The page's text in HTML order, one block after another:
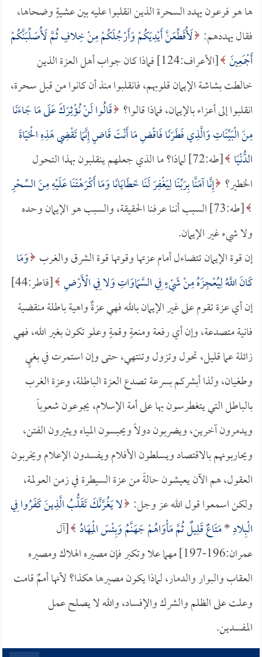
ها هو فرعون يهدد السحرة الذين انقلبوا عليه بين عشيةٍ وضحاها،
فقال يهددهم: لَأُقَطِّعَنَّ أَيْدِيَكُمْ وَأَرْجُلَكُمْ مِنْ خِلافٍ ثُمَّ لَأُصَلِّبَنَّكُمْ
أَجْمَعِينَ
[الأعراف:124] فماذا كان جواب أهل العزة الذين
خالطت بشاشة الإيمان قلوبهم، فانقلبوا منذ أن كانوا من قبل سحرة،
انقلبوا إلى أعزاء بالإيمان، فماذا قالوا؟ قَالُوا لَنْ نُؤْثِرَكَ عَلَى مَا جَاءَنَا
مِنَ الْبَيِّنَاتِ وَالَّذِي فَطَرَنَا فَاقْضِ مَا أَنْتَ قَاضٍ إِنَّمَا تَقْضِي هَذِهِ الْحَيَاةَ
الدُّنْيَا
[طه:72] لماذا؟ ما الذي جعلهم ينقلبون بهذا التحول
الخطير؟ إِنَّا آمَنَّا بِرَبِّنَا لِيَغْفِرَ لَنَا خَطَايَانَا وَمَا أَكْرَهْتَنَا عَلَيْهِ مِنَ السِّحْرِ
[طه:73] السبب أننا عرفنا الحقيقة، والسبب هو الإيمان وحده
ولا شيء غير الإيمان.
إن قوة الإيمان تتضاءل أمام عزتها وقوتها قوة الشرق والغرب وَمَا
كَانَ اللَّهُ لِيُعْجِزَهُ مِنْ شَيْءٍ فِي السَّمَاوَاتِ وَلا فِي الْأَرْضِ
[فاطر:44]
إن أي عزة تقوم على غير الإيمان بالله فهي عزةٌ واهية باطلة منقضية
فانية متصدعة، وإن أي رفعة ومنعةٍ وقمةٍ وعلو تكون بغير الله، فهي
زائلة عما قليل، تحول وتزول وتنتهي، حتى وإن استمرت في بغيٍ
وطغيان، ولذا أبشركم بسرعة تصدع العزة الباطلة، وعزة الغرب
بالباطل التي يتغطرسون بها على أمة الإسلام، يجوعون شعوباً
ويدمرون آخرين، ويضربون دولاً ويحبسون المياه ويثيرون الفتن،
ويحاربونهم بالاقتصاد ويسلطون الأفلام ويفسدون الإعلام ويخربون
العقول، هم الآن يعيشون حالةً من عزة السيطرة في زمن العولمة،
ولكن اسمعوا قول الله عز وجل: لا يَغُرَّنَّكَ تَقَلُّبُ الَّذِينَ كَفَرُوا فِي
الْبِلادِ*مَتَاعٌ قَلِيلٌ ثُمَّ مَأْوَاهُمْ جَهَنَّمُ وَبِئْسَ الْمِهَادُ [آل
عمران:196-197] مهما علا وتكبر فإن مصيره الهلاك ومصيره
العقاب والبوار والدمار، لماذا يكون مصيرها هكذا؟ لأنها أممٌ قامت
وعلت على الظلم والشرك والإفساد، والله لا يصلح عمل
المفسدين.